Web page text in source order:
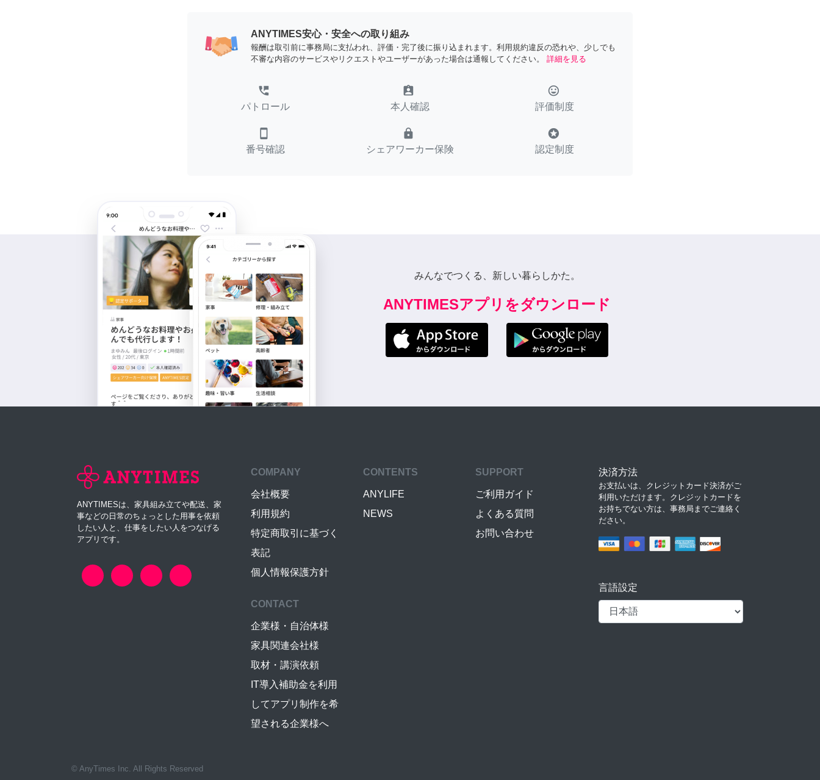
ANYTIMES安心・安全への取り組み
報酬は取引前に事務局に支払われ、評価・完了後に振り込まれます。利用規約違反の恐れや、少しでも
不審な内容のサービスやリクエストやユーザーがあった場合は通報してください。
詳細を見る
perm_phone_msg
パトロール
assignment_ind
本人確認
tag_faces
評価制度
smartphone
番号確認
lock
シェアワーカー保険
stars
認定制度
みんなでつくる、新しい暮らしかた。
ANYTIMESアプリをダウンロード
ANYTIMESは、家具組み立てや配送、家
事などの日常のちょっとした用事を依頼
したい人と、仕事をしたい人をつなげる
アプリです。
COMPANY
会社概要
利用規約
特定商取引に基づく
表記
個人情報保護方針
CONTENTS
ANYLIFE
NEWS
SUPPORT
ご利用ガイド
よくある質問
お問い合わせ
CONTACT
企業様・自治体様
家具関連会社様
取材・講演依頼
IT導入補助金を利用
してアプリ制作を希
望される企業様へ
決済方法
お支払いは、クレジットカード決済がご
利用いただけます。クレジットカードを
お持ちでない方は、事務局までご連絡く
ださい。
言語設定
© AnyTimes Inc. All Rights Reserved